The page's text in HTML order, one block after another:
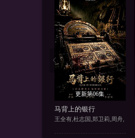
更新第06集
马背上的银行
王全有,杜志国,郑卫莉,周舟,